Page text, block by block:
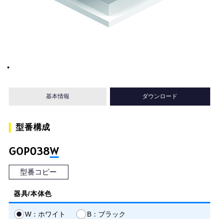
基本情報 ダウンロード
型番構成
GOP038W
型番コピー
器具/本体色
W：ホワイト B：ブラック